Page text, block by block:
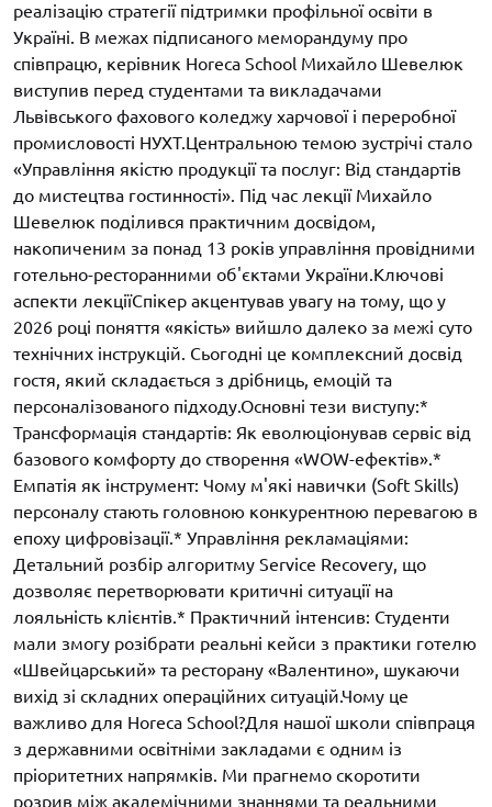
реалізацію стратегії підтримки профільної освіти в
Україні. В межах підписаного меморандуму про
співпрацю, керівник Horeca School Михайло Шевелюк
виступив перед студентами та викладачами
Львівського фахового коледжу харчової і переробної
промисловості НУХТ.Центральною темою зустрічі стало
«Управління якістю продукції та послуг: Від стандартів
до мистецтва гостинності». Під час лекції Михайло
Шевелюк поділився практичним досвідом,
накопиченим за понад 13 років управління провідними
готельно-ресторанними об'єктами України.Ключові
аспекти лекціїСпікер акцентував увагу на тому, що у
2026 році поняття «якість» вийшло далеко за межі суто
технічних інструкцій. Сьогодні це комплексний досвід
гостя, який складається з дрібниць, емоцій та
персоналізованого підходу.Основні тези виступу:*
Трансформація стандартів: Як еволюціонував сервіс від
базового комфорту до створення «WOW-ефектів».*
Емпатія як інструмент: Чому м'які навички (Soft Skills)
персоналу стають головною конкурентною перевагою в
епоху цифровізації.* Управління рекламаціями:
Детальний розбір алгоритму Service Recovery, що
дозволяє перетворювати критичні ситуації на
лояльність клієнтів.* Практичний інтенсив: Студенти
мали змогу розібрати реальні кейси з практики готелю
«Швейцарський» та ресторану «Валентино», шукаючи
вихід зі складних операційних ситуацій.Чому це
важливо для Horeca School?Для нашої школи співпраця
з державними освітніми закладами є одним із
пріоритетних напрямків. Ми прагнемо скоротити
розрив між академічними знаннями та реальними